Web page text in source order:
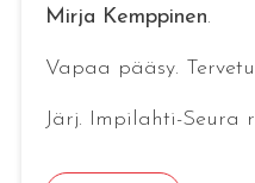
Mirja Kemppinen.
Vapaa pääsy.
Järj. Impilahti-Seura